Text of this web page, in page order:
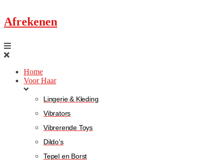
Afrekenen
Home
Voor Haar
Lingerie & Kleding
Vibrators
Vibrerende Toys
Dildo’s
Tepel en Borst